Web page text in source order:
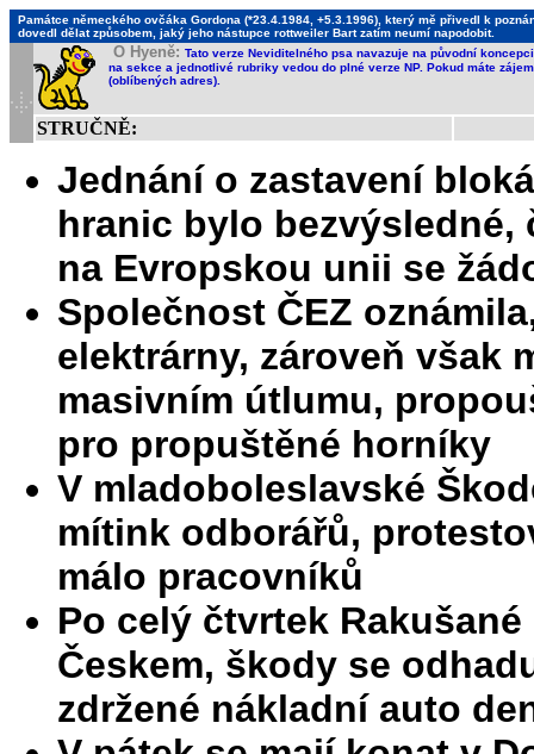
Památce německého ovčáka Gordona (*23.4.1984, +5.3.1996), který mě přivedl k
dovedl dělat způsobem, jaký jeho nástupce rottweiler Bart zatím neumí napodobit.
O Hyeně: Tato verze Neviditelného psa navazuje na původní
na sekce a jednotlivé rubriky vedou do plné verze NP. Pokud máte
(oblíbených adres).
STRUČNĚ:
Jednání o zastavení
hranic bylo bezvýsledné,
na Evropskou unii se
Společnost ČEZ
elektrárny, zároveň však
masivním útlumu,
pro propuštěné horníky
V mladoboleslavské
mítink odborářů,
málo pracovníků
Po celý čtvrtek
Českem, škody se
zdržené nákladní auto